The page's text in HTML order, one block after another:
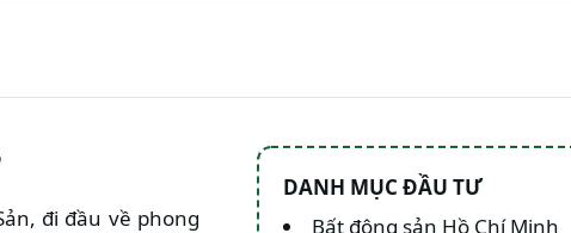
đi đầu về phong
DANH MỤC ĐẦU TƯ
Bất động sản Hồ Chí Minh